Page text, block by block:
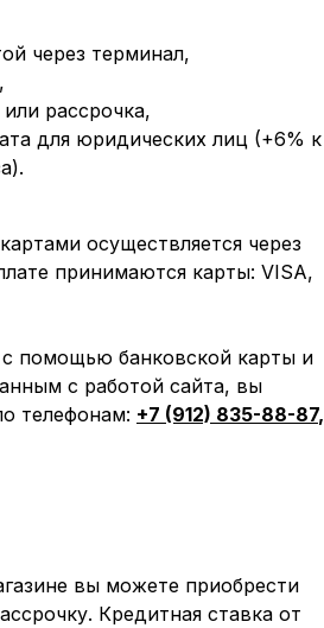
через терминал,
рассрочка,
для юридических лиц (+6% к
осуществляется через
принимаются карты: VISA,
помощью банковской карты и
с работой сайта, вы
телефонам: +7 (912) 835-88-87,
вы можете приобрести
Кредитная ставка от